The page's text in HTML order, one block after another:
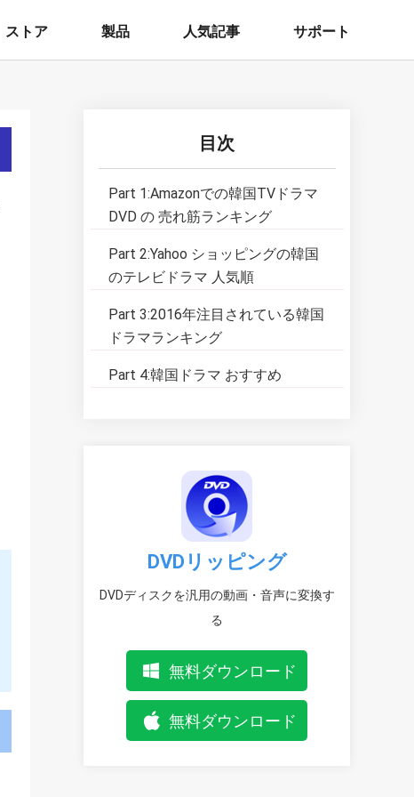
ストア 製品 人気記事 サポート
目次
Part 1:Amazonでの韓国TVドラマ
DVD の 売れ筋ランキング
Part 2:Yahoo ショッピングの韓国
のテレビドラマ 人気順
Part 3:2016年注目されている韓国
ドラマランキング
Part 4:韓国ドラマ おすすめ
DVDリッピング
DVDディスクを汎用の動画・音声に変換す
る
無料ダウンロード
無料ダウンロード